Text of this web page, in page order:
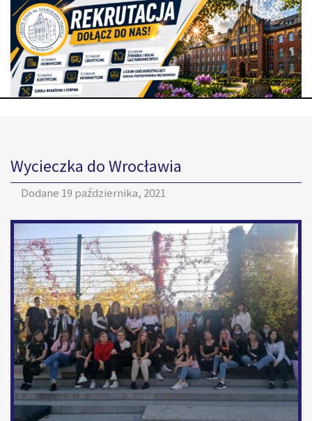
Wycieczka do Wrocławia
Dodane 19 października, 2021